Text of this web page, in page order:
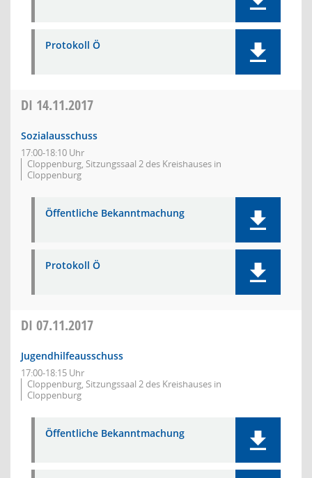
Protokoll Ö
DI 14.11.2017
Sozialausschuss
17:00-18:10 Uhr
Cloppenburg, Sitzungssaal 2 des Kreishauses in
Cloppenburg
Öffentliche Bekanntmachung
Protokoll Ö
DI 07.11.2017
Jugendhilfeausschuss
17:00-18:15 Uhr
Cloppenburg, Sitzungssaal 2 des Kreishauses in
Cloppenburg
Öffentliche Bekanntmachung